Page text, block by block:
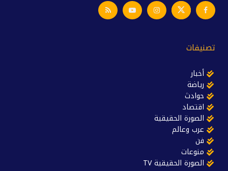
تصنيفات
أخبار
رياضة
حوادث
اقتصاد
الصورة الحقيقية
عرب وعالم
فن
منوعات
الصورة الحقيقية TV